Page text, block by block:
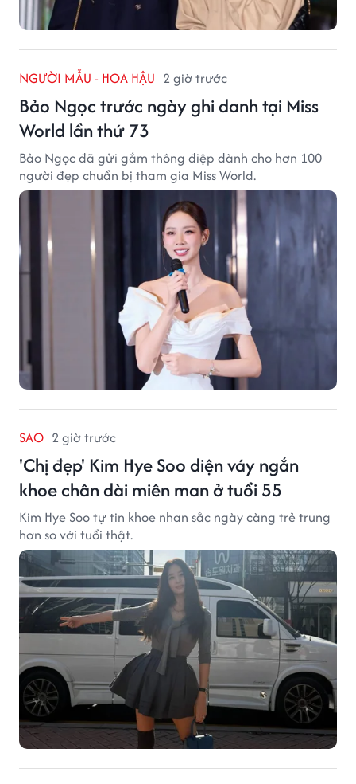
NGƯỜI MẪU - HOA HẬU 2 giờ trước
Bảo Ngọc trước ngày ghi danh tại Miss
World lần thứ 73
Bảo Ngọc đã gửi gắm thông điệp dành cho hơn 100
người đẹp chuẩn bị tham gia Miss World.
SAO 2 giờ trước
'Chị đẹp' Kim Hye Soo diện váy ngắn
khoe chân dài miên man ở tuổi 55
Kim Hye Soo tự tin khoe nhan sắc ngày càng trẻ trung
hơn so với tuổi thật.